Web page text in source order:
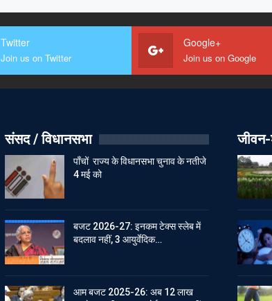
Twitter
Join us on Twitter
Google+
Join us on Google
संसद / विधानसभा
पाँचों राज्य के विधानसभा चुनाव के नतीजे
4 मई को
बजट 2026-27: इनकम टेक्स स्लेब में
बदलाव नहीं, 3 आयुर्वेदिक…
आम बजट 2025-26: अब 12 लाख